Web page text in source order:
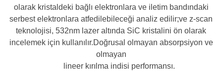
olarak kristaldeki bağlı elektronlara ve iletim bandındaki
serbest elektronlara atfedilebileceği analiz edilir;ve z-scan
teknolojisi, 532nm lazer altında SiC kristalini ön olarak
incelemek için kullanılır.Doğrusal olmayan absorpsiyon ve
olmayan
lineer kırılma indisi performansı.